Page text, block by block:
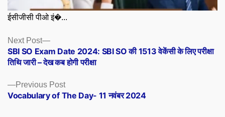
ईसीजीसी पीओ इं�...
Posts
navigation
Previous PostPrevious
post:
Vocabulary of The Day- 11 नवंबर 2024
Next Post
Next
post:
SBI SO Exam Date 2024: SBI SO की 1513 वेकेंसी के लिए परीक्षा
तिथि जारी – देख कब होगी परीक्षा